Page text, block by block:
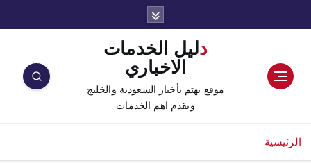
دليل الخدمات
الاخباري
موقع يهتم بأخبار السعودية والخليج
ويقدم اهم الخدمات
الرئيسية